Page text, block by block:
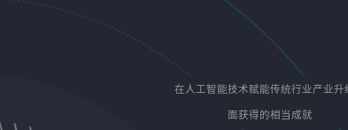
在人工智能技术赋能传统行业产业升
面获得的相当成就